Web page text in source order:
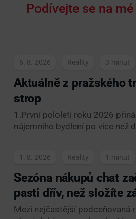
Podívejte se na
6. 8. 2026 Reality 3
Aktuálně z pražského
strop
1.První pololetí roku 2026
nájemního bydlení po více než
1. 8. 2026 Reality 1
Sezóna nákupů chat
pasti dřív, než složíte
Mezi nejčastější podceňovaná